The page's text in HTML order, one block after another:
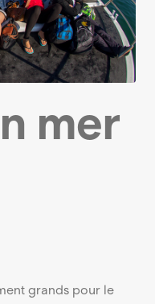
mer
grands pour le